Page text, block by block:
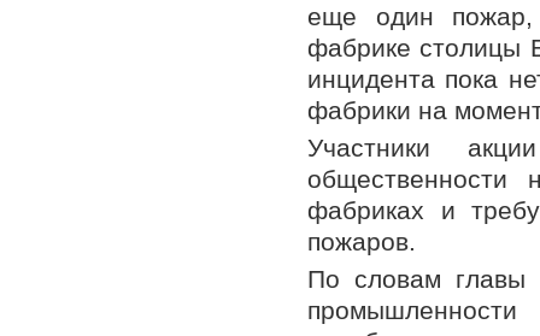
еще один
фабрике столицы
инцидента пока
фабрики на
Участники
общественности
фабриках и
пожаров.
По словам главы